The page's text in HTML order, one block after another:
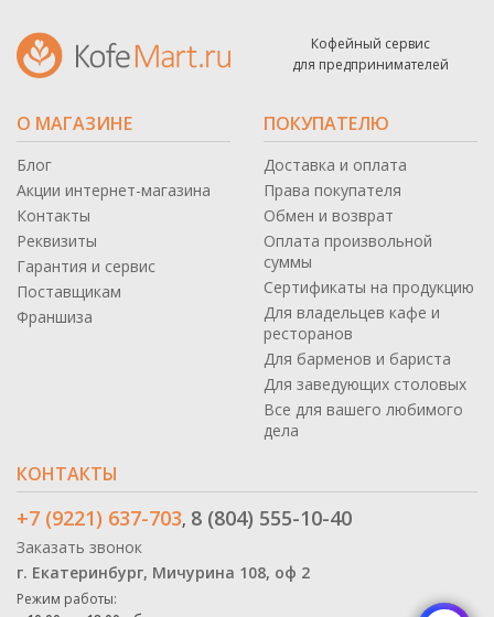
Кофейный сервис
для предпринимателей
О МАГАЗИНЕ
Блог
Акции интернет-магазина
Контакты
Реквизиты
Гарантия и сервис
Поставщикам
Франшиза
ПОКУПАТЕЛЮ
Доставка и оплата
Права покупателя
Обмен и возврат
Оплата произвольной
суммы
Сертификаты на продукцию
Для владельцев кафе и
ресторанов
Для барменов и бариста
Для заведующих столовых
Все для вашего любимого
дела
КОНТАКТЫ
+7 (9221) 637-703, 8 (804) 555-10-40
Заказать звонок
г. Екатеринбург, Мичурина 108, оф 2
Режим работы: